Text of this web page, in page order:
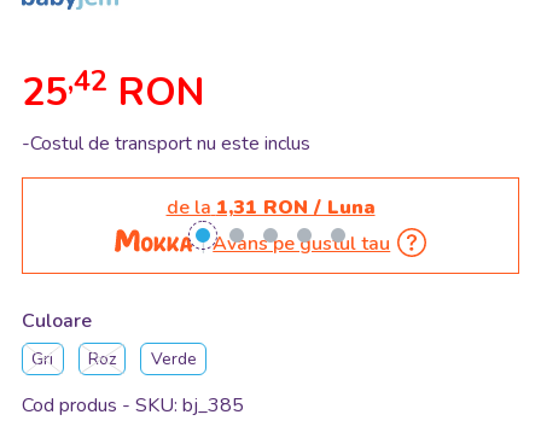
25,42 RON
-Costul de transport nu este inclus
de la 1,31 RON / Luna
Avans pe gustul tau
Culoare
Gri Roz Verde
Cod produs - SKU bj_385